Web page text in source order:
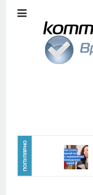
анализ
Видео
Главная
Новости
ПОПУЛЯРНО